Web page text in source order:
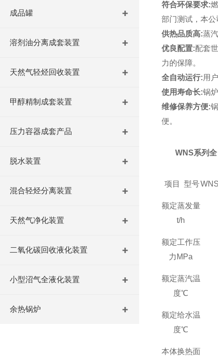
成品罐
溶剂油分离成套装置
天然气轻烃回收装置
甲醇精制成套装置
压力容器成套产品
脱水装置
混合轻烃分离装置
天然气净化装置
二氧化碳回收液化装置
小型沼气全液化装置
余热锅炉
符合环保要求:
部门测试，本
供热品质高:蒸
优良配置:配套
力的保障。
全自动运行:用
使用寿命长:锅
维修保养方便:
便。
WNS系列
项目 型号
额定蒸发量
t/h
额定工作压
力 MPa
额定蒸汽温
度℃
额定给水温
度℃
本体换热面